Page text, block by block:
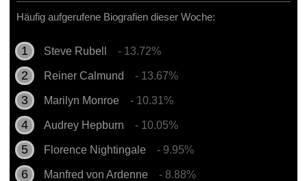
Häufig aufgerufene Biografien dieser Woche:
Steve Rubell - 13.72%
Reiner Calmund - 13.67%
Marilyn Monroe - 10.31%
Audrey Hepburn - 10.05%
Florence Nightingale - 9.95%
Manfred von Ardenne - 8.88%